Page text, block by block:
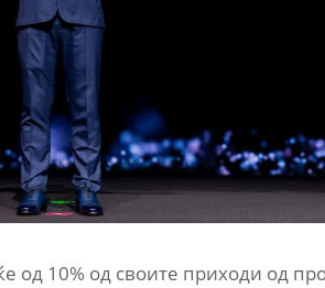
од 10% од своите приходи од